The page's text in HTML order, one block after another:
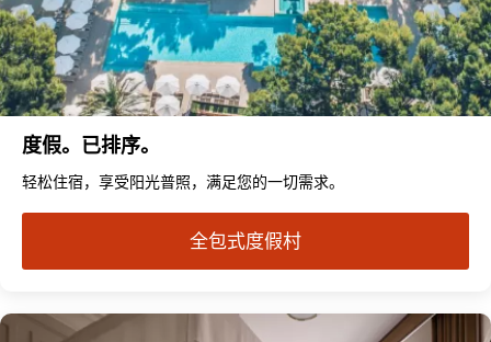
度假。已排序。
轻松住宿，享受阳光普照，满足您的一切需求。
全包式度假村